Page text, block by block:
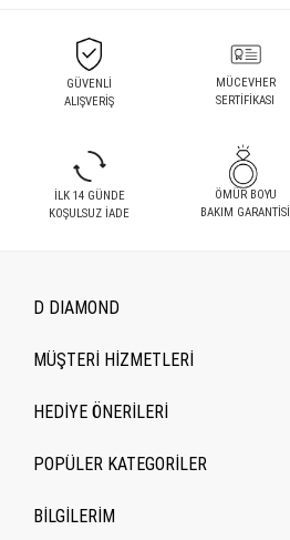
GÜVENLİ
ALIŞVERİŞ
MÜCEVHER
SERTİFİKASI
İLK 14 GÜNDE
KOŞULSUZ İADE
ÖMÜR BOYU
BAKIM GARANTİSİ
D DIAMOND
MÜŞTERİ HİZMETLERİ
HEDİYE ÖNERİLERİ
POPÜLER KATEGORILER
BİLGİLERİM